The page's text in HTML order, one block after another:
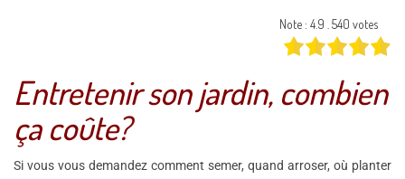
Note : 4.9 . 540 votes
Entretenir son jardin, combien
ça coûte?
Si vous vous demandez comment semer, quand arroser, où planter